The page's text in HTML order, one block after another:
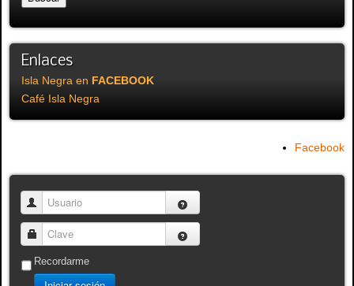
Enlaces
Isla Negra en FACEBOOK
Café Isla Negra
Facebook
Usuario
Clave
Recordarme